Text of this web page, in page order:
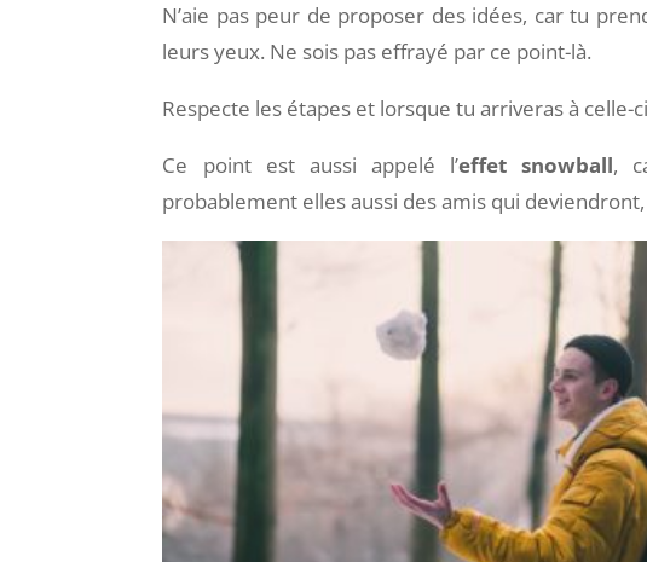
N’aie pas peur de proposer des idées, car tu
leurs yeux. Ne sois pas effrayé par ce point-là.
Respecte les étapes et lorsque tu arriveras à
Ce point est aussi appelé l’effet snowball,
probablement elles aussi des amis qui